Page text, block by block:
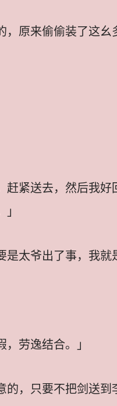
原来偷偷装了这
赶紧送去，然后我
是太爷出了事，我
劳逸结合。」
，只要不把剑送